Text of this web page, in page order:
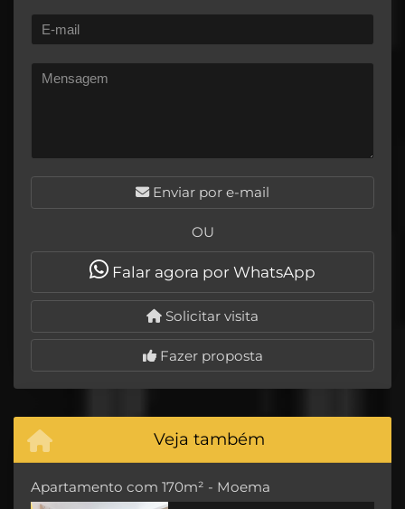
Enviar por e-mail
OU
Falar agora por WhatsApp
Solicitar visita
Fazer proposta
Veja também
Apartamento com 170m² - Moema